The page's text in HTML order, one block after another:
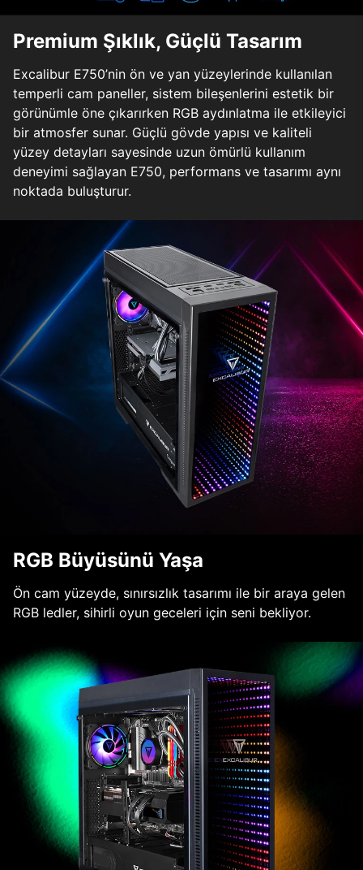
Premium Şıklık, Güçlü Tasarım
Excalibur E750’nin ön ve yan yüzeylerinde kullanılan
temperli cam paneller, sistem bileşenlerini estetik bir
görünümle öne çıkarırken RGB aydınlatma ile etkileyici
bir atmosfer sunar. Güçlü gövde yapısı ve kaliteli
yüzey detayları sayesinde uzun ömürlü kullanım
deneyimi sağlayan E750, performans ve tasarımı aynı
noktada buluşturur.
RGB Büyüsünü Yaşa
Ön cam yüzeyde, sınırsızlık tasarımı ile bir araya gelen
RGB ledler, sihirli oyun geceleri için seni bekliyor.